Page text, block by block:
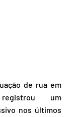
de rua em
um
nos últimos